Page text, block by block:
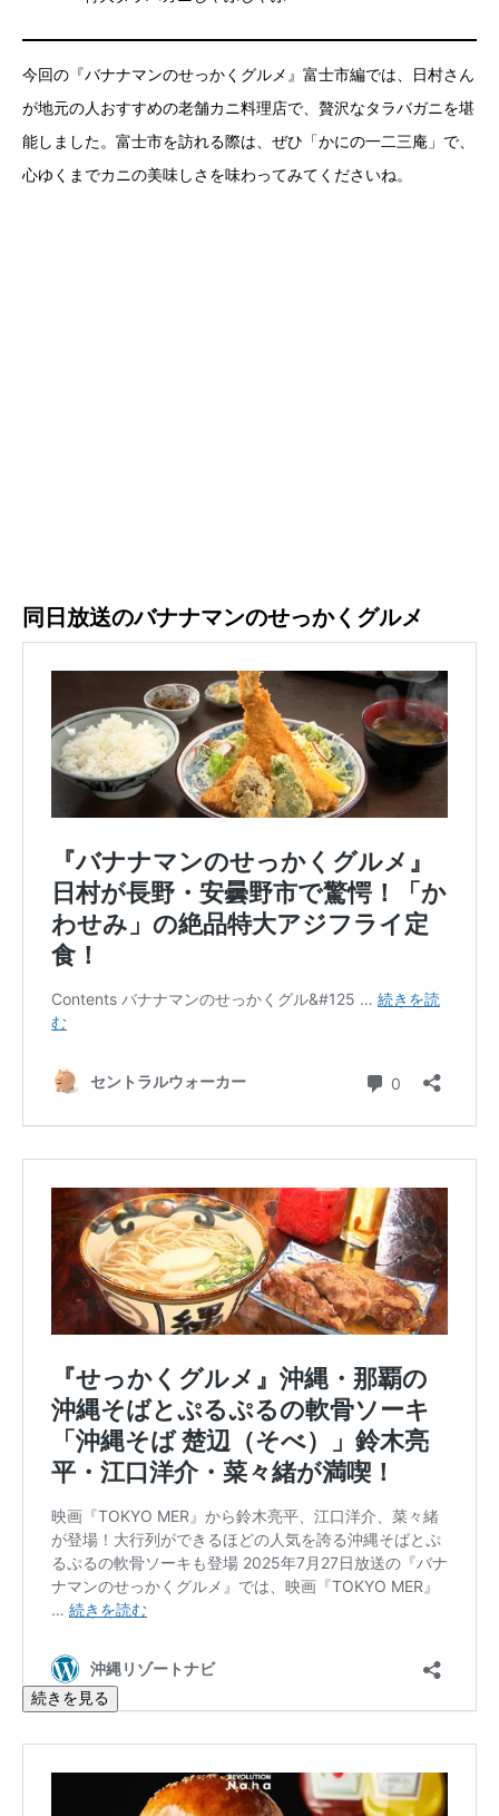
今回の『バナナマンのせっかくグルメ』富士市編では、日村さん
が地元の人おすすめの老舗カニ料理店で、贅沢なタラバガニを堪
能しました。富士市を訪れる際は、ぜひ「かにの一二三庵」で、
心ゆくまでカニの美味しさを味わってみてくださいね。
同日放送のバナナマンのせっかくグルメ
続きを見る